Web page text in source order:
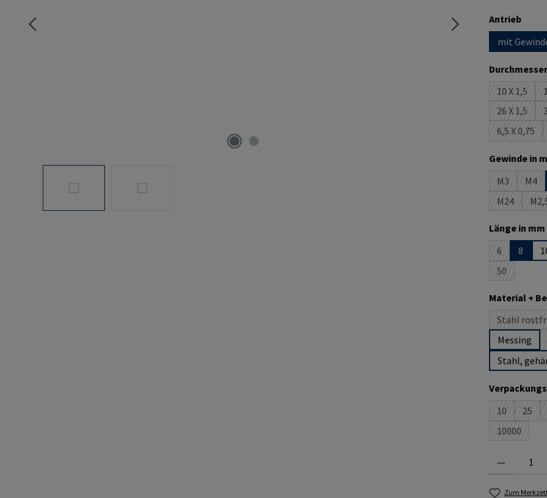
Antrieb
mit
10 X 1,5
(Diese
26 X 1,5
(Diese
6,5 X 0,75
(Diese
Gewinde in
M3
(Diese
M4
M24
(Diese
Länge in mm
6
(Diese
8
50
(Diese
Material +
Stahl
Messing
Stahl,
10
(Diese
25
10000
(Diese
Zum